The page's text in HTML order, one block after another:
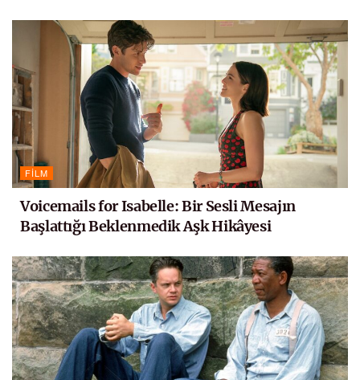
FILM
Voicemails for Isabelle: Bir Sesli Mesajın
Başlattığı Beklenmedik Aşk Hikâyesi